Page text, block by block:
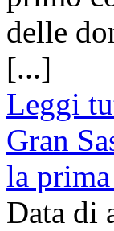
delle
[...]
Leggi
Gran
la
Data di